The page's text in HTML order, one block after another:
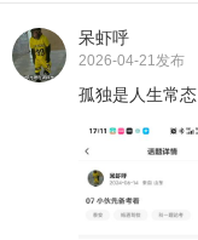
呆虾呼
2026-04-21 发布
孤独是人生常态